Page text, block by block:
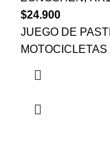
$24.900
JUEGO DE